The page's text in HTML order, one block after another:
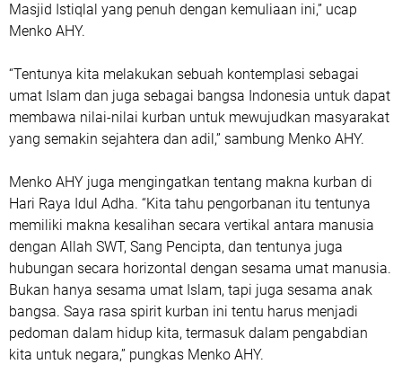
Masjid Istiqlal yang penuh dengan kemuliaan ini,” ucap
Menko AHY.
“Tentunya kita melakukan sebuah kontemplasi sebagai
umat Islam dan juga sebagai bangsa Indonesia untuk dapat
membawa nilai-nilai kurban untuk mewujudkan masyarakat
yang semakin sejahtera dan adil,” sambung Menko AHY.
Menko AHY juga mengingatkan tentang makna kurban di
Hari Raya Idul Adha. “Kita tahu pengorbanan itu tentunya
memiliki makna kesalihan secara vertikal antara manusia
dengan Allah SWT, Sang Pencipta, dan tentunya juga
hubungan secara horizontal dengan sesama umat manusia.
Bukan hanya sesama umat Islam, tapi juga sesama anak
bangsa. Saya rasa spirit kurban ini tentu harus menjadi
pedoman dalam hidup kita, termasuk dalam pengabdian
kita untuk negara,” pungkas Menko AHY.